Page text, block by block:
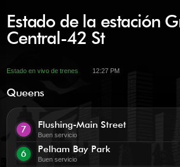
Estado de la estación
Central-42 St
Estado en vivo de trenes 12:27 PM
Queens
7 Flushing-Main Street
Buen servicio
6 Pelham Bay Park
Buen servicio